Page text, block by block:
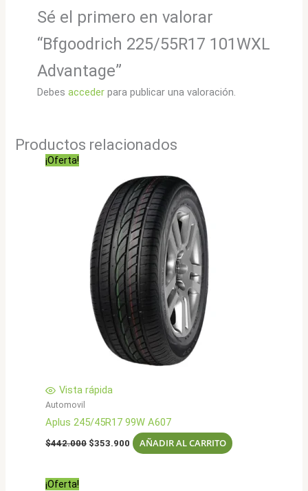
Sé el primero en valorar
“Bfgoodrich 225/55R17 101WXL
Advantage”
Debes accederpara publicar una valoración.
Productos relacionados
¡Oferta!
Vista rápida
Automovil
Aplus 245/45R17 99W A607
$442.000 El
$353.900 El
precio
AÑADIR AL CARRITO
¡Oferta!